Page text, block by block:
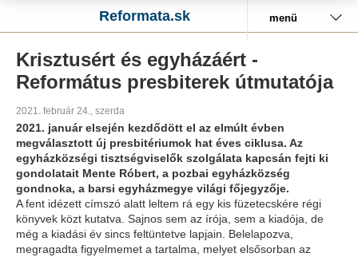
Reformata.sk menü
Krisztusért és egyházáért -
Református presbiterek útmutatója
2021. február 24., szerda
2021. január elsején kezdődött el az elmúlt évben
megválasztott új presbitériumok hat éves ciklusa. Az
egyházközségi tisztségviselők szolgálata kapcsán fejti ki
gondolatait Mente Róbert, a pozbai egyházközség
gondnoka, a barsi egyházmegye világi főjegyzője.
A fent idézett címszó alatt leltem rá egy kis füzetecskére régi
könyvek közt kutatva. Sajnos sem az írója, sem a kiadója, de
még a kiadási év sincs feltüntetve lapjain. Belelapozva,
megragadta figyelmemet a tartalma, melyet elsősorban az